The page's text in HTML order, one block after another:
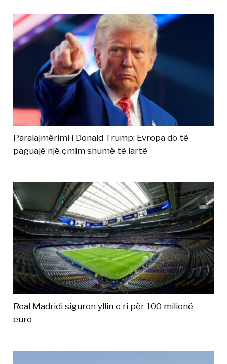
Paralajmërimi i Donald Trump: Evropa do të
paguajë një çmim shumë të lartë
Real Madridi siguron yllin e ri për 100 milionë
euro